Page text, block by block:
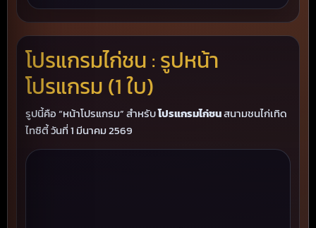
โปรแกรมไก่ชน : รูปหน้า
โปรแกรม (1 ใบ)
รูปนี้คือ “หน้าโปรแกรม” สำหรับโปรแกรมไก่ชนสนามชนไก่เทิด
ไทซิตี้ วันที่ 1 มีนาคม 2569